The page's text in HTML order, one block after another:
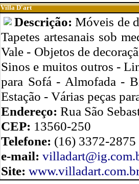
Villa D'art
Descrição:Móveis de
Tapetes artesanais sob
Vale - Objetos de
Sinos e muitos outros -
para Sofá - Almofada -
Estação - Várias peças
Endereço: Rua São
CEP: 13560-250
Telefone: (16) 3372-2875
e-mail:
Site: